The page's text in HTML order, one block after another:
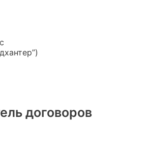
договоров